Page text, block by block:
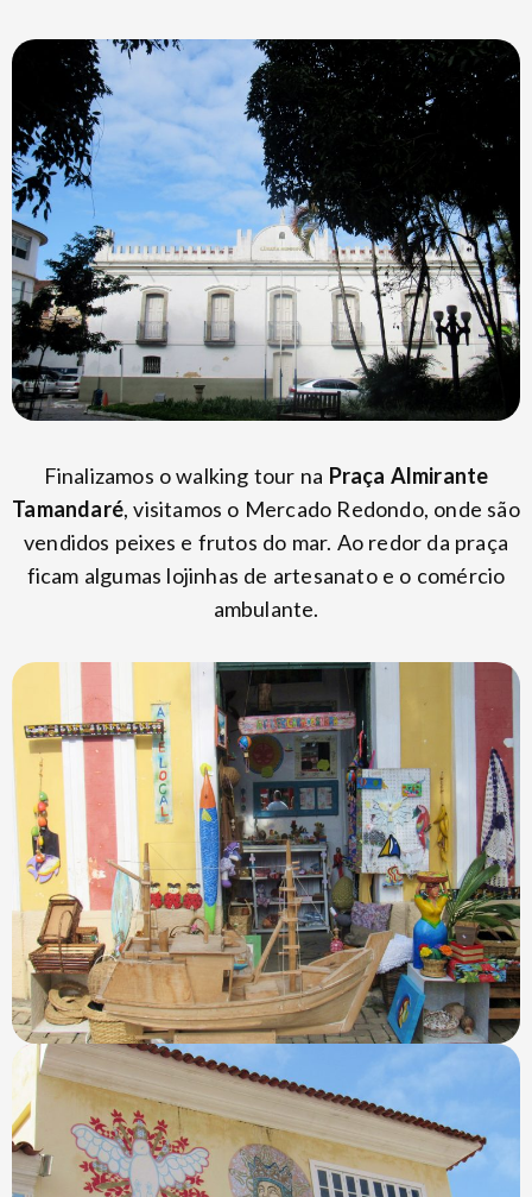
Finalizamos o walking tour na Praça Almirante
Tamandaré, visitamos o Mercado Redondo, onde são
vendidos peixes e frutos do mar. Ao redor da praça
ficam algumas lojinhas de artesanato e o comércio
ambulante.